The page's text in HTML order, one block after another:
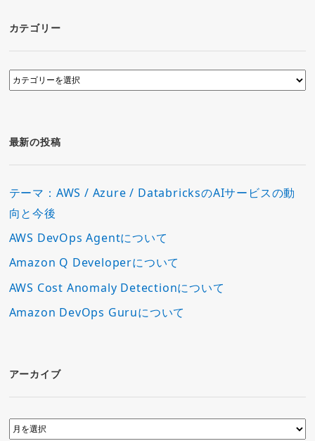
カテゴリー
カ
テ
ー
最新の投稿
テーマ：AWS / Azure / DatabricksのAIサービスの動
向と今後
AWS DevOps Agentについて
Amazon Q Developerについて
AWS Cost Anomaly Detectionについて
Amazon DevOps Guruについて
アーカイブ